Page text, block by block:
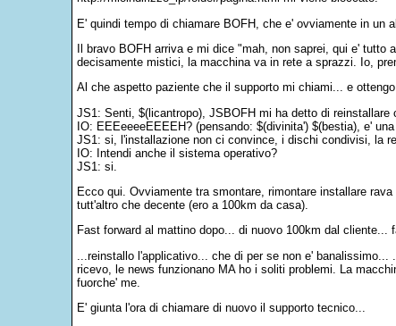
E' quindi tempo di chiamare BOFH, che e' ovviamente in un
Il bravo BOFH arriva e mi dice "mah, non saprei, qui e'
decisamente mistici, la macchina va in rete a sprazzi. Io,
Al che aspetto paziente che il supporto mi chiami... e
JS1: Senti, $(licantropo), JSBOFH mi ha detto di reinstallare
IO: EEEeeeeEEEEH? (pensando: $(divinita') $(bestia), e'
JS1: si, l'installazione non ci convince, i dischi condivisi, la
IO: Intendi anche il sistema operativo?
JS1: si.
Ecco qui. Ovviamente tra smontare, rimontare installare
tutt'altro che decente (ero a 100km da casa).
Fast forward al mattino dopo... di nuovo 100km dal
...reinstallo l'applicativo... che di per se non e'
ricevo, le news funzionano MA ho i soliti problemi. La
fuorche' me.
E' giunta l'ora di chiamare di nuovo il supporto tecnico...